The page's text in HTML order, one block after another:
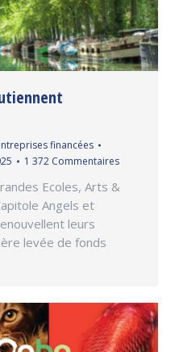
financées
1 372 Commentaires
Ecoles, Arts &
Angels et
leurs
levée de fonds